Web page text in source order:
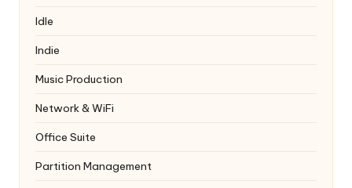
Idle
Indie
Music Production
Network & WiFi
Office Suite
Partition Management